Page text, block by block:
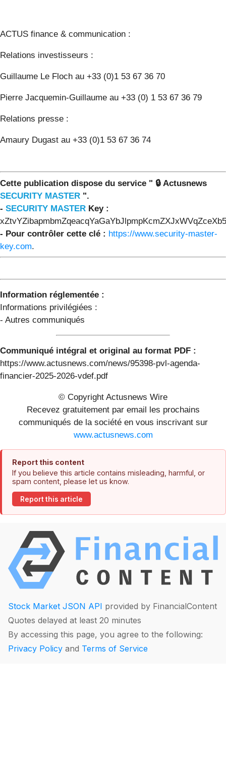
ACTUS finance & communication :
Relations investisseurs :
Guillaume Le Floch au +33 (0)1 53 67 36 70
Pierre Jacquemin-Guillaume au +33 (0) 1 53 67 36 79
Relations presse :
Amaury Dugast au +33 (0)1 53 67 36 74
Cette publication dispose du service " 🔒 Actusnews
SECURITY MASTER ".
- SECURITY MASTER Key :
- Pour contrôler cette clé : https://www.security-master-
key.com.
Information réglementée :
Informations privilégiées :
- Autres communiqués
Communiqué intégral et original au format PDF :
https://www.actusnews.com/news/95398-pvl-agenda-
financier-2025-2026-vdef.pdf
© Copyright Actusnews Wire
Recevez gratuitement par email les prochains
communiqués de la société en vous inscrivant sur
www.actusnews.com
Report this content
If you believe this article contains misleading, harmful, or
spam content, please let us know.
Report this article
Stock Market JSON API provided by FinancialContent
Quotes delayed at least 20 minutes
By accessing this page, you agree to the following:
Privacy Policy and Terms of Service